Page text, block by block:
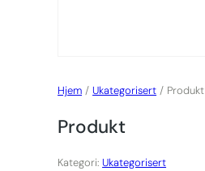
Hjem /Ukategorisert / Produkt
Produkt
Kategori:Ukategorisert